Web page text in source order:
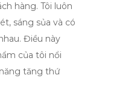
hàng. Tôi luôn
sáng sủa và có
Điều này
của tôi nổi
tăng thứ